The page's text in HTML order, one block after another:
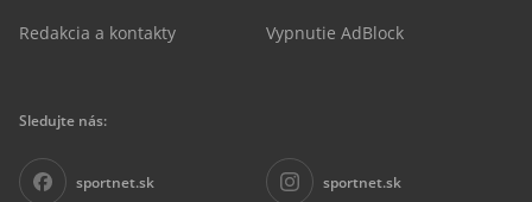
Redakcia a kontakty Vypnutie AdBlock
Sledujte nás:
sportnet.sk sportnet.sk